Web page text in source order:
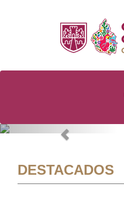
Previous
DESTACADOS